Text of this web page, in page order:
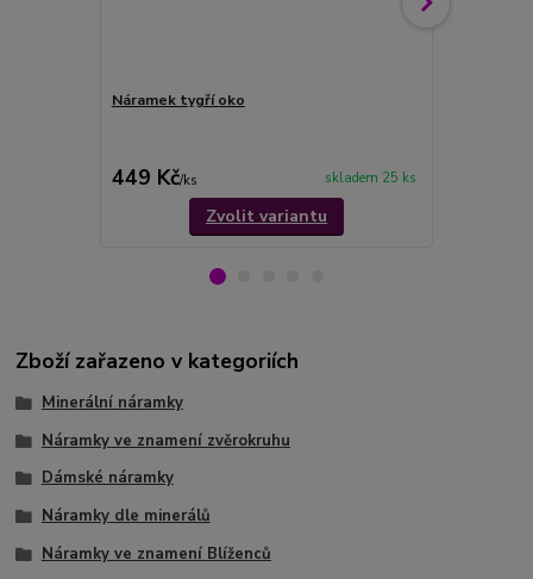
Náramek tygří oko
449 Kč/ks skladem 25 ks
Zvolit variantu
Zboží zařazeno v kategoriích
Minerální náramky
Náramky ve znamení zvěrokruhu
Dámské náramky
Náramky dle minerálů
Náramky ve znamení Blíženců